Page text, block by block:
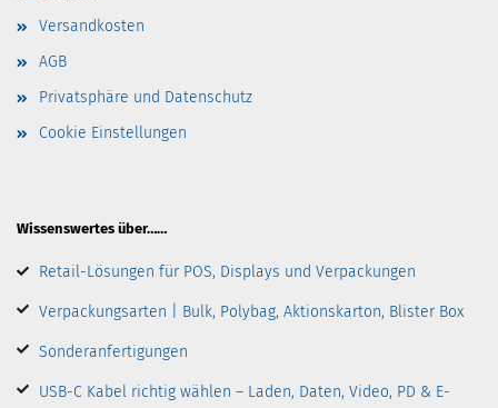
Versandkosten
AGB
Privatsphäre und Datenschutz
Cookie Einstellungen
Wissenswertes über……
Retail-Lösungen für POS, Displays und Verpackungen
Verpackungsarten | Bulk, Polybag, Aktionskarton, Blister Box
Sonderanfertigungen
USB-C Kabel richtig wählen – Laden, Daten, Video, PD & E-